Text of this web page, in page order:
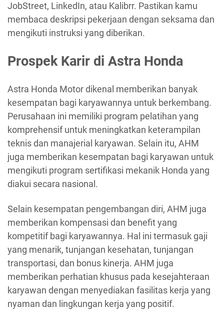
JobStreet, LinkedIn, atau Kalibrr. Pastikan kamu
membaca deskripsi pekerjaan dengan seksama dan
mengikuti instruksi yang diberikan.
Prospek Karir di Astra Honda
Astra Honda Motor dikenal memberikan banyak
kesempatan bagi karyawannya untuk berkembang.
Perusahaan ini memiliki program pelatihan yang
komprehensif untuk meningkatkan keterampilan
teknis dan manajerial karyawan. Selain itu, AHM
juga memberikan kesempatan bagi karyawan untuk
mengikuti program sertifikasi mekanik Honda yang
diakui secara nasional.
Selain kesempatan pengembangan diri, AHM juga
memberikan kompensasi dan benefit yang
kompetitif bagi karyawannya. Hal ini termasuk gaji
yang menarik, tunjangan kesehatan, tunjangan
transportasi, dan bonus kinerja. AHM juga
memberikan perhatian khusus pada kesejahteraan
karyawan dengan menyediakan fasilitas kerja yang
nyaman dan lingkungan kerja yang positif.